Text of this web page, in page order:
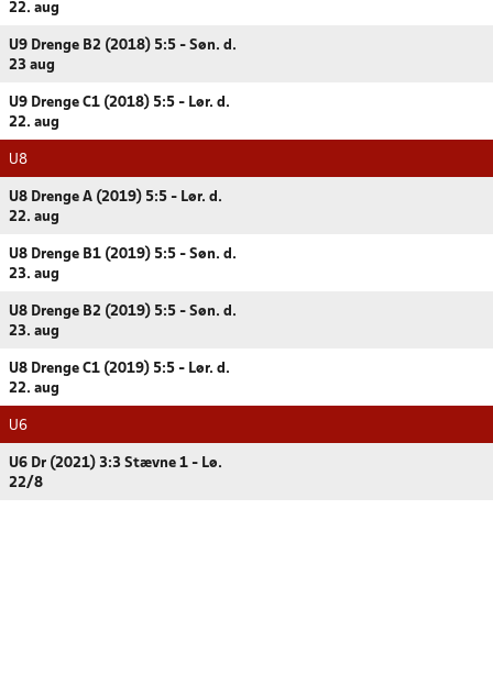
22. aug
U9 Drenge B2 (2018) 5:5 - Søn. d.
23 aug
U9 Drenge C1 (2018) 5:5 - Lør. d.
22. aug
U8
U8 Drenge A (2019) 5:5 - Lør. d.
22. aug
U8 Drenge B1 (2019) 5:5 - Søn. d.
23. aug
U8 Drenge B2 (2019) 5:5 - Søn. d.
23. aug
U8 Drenge C1 (2019) 5:5 - Lør. d.
22. aug
U6
U6 Dr (2021) 3:3 Stævne 1 - Lø.
22/8